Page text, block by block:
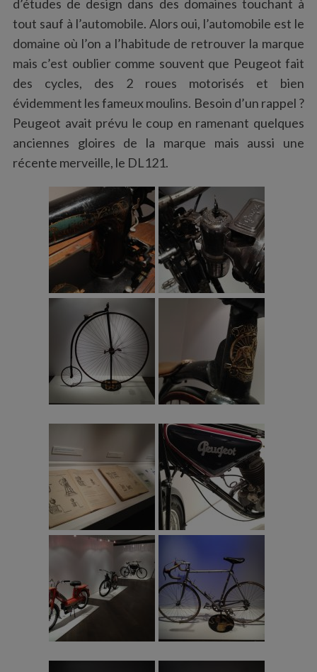
d’études de design dans des domaines touchant à
tout sauf à l’automobile. Alors oui, l’automobile est le
domaine où l’on a l’habitude de retrouver la marque
mais c’est oublier comme souvent que Peugeot fait
des cycles, des 2 roues motorisés et bien
évidemment les fameux moulins. Besoin d’un rappel ?
Peugeot avait prévu le coup en ramenant quelques
anciennes gloires de la marque mais aussi une
récente merveille, le DL121.